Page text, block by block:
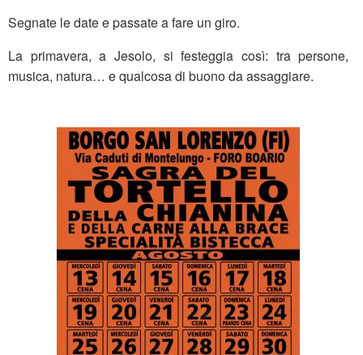
Segnate le date e passate a fare un giro.
La primavera, a Jesolo, si festeggia così: tra persone,
musica, natura… e qualcosa di buono da assaggiare.